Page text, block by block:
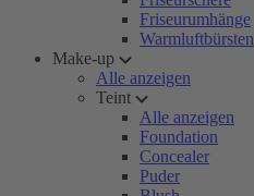
Friseurumhänge
Warmluftbürsten
Make-up
Alle anzeigen
Teint
Alle anzeigen
Foundation
Concealer
Puder